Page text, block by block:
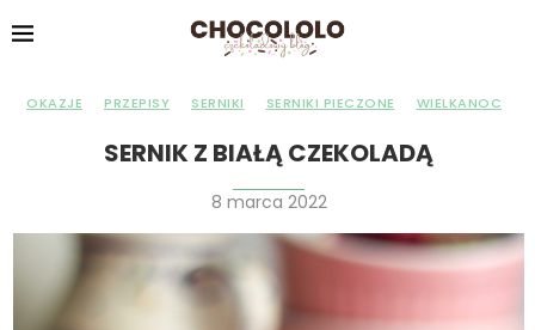
OKAZJE PRZEPISY SERNIKI SERNIKI PIECZONE WIELKANOC
SERNIK Z BIAŁĄ CZEKOLADĄ
8 marca 2022